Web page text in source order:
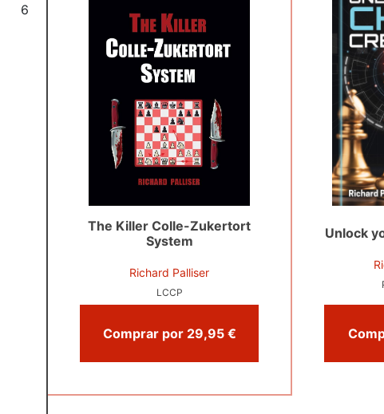
6
The Killer Colle-Zukertort
System
Richard Palliser
LCCP
Comprar por 29,95 €
Unlock